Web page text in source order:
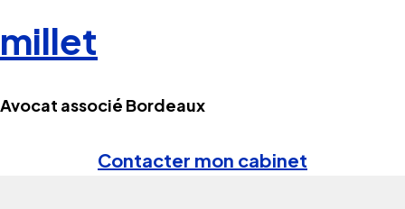
millet
Avocat associé Bordeaux
Contacter mon cabinet